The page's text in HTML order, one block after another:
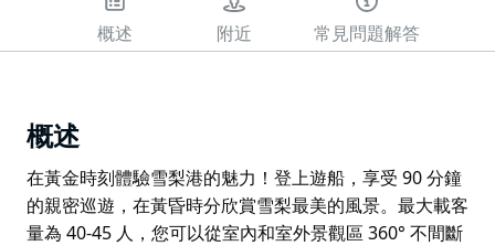
概述 附近 常見問題解答
概述
在黃金時刻體驗雪梨港的魅力！登上遊船，享受 90 分鐘
的親密巡遊，在黃昏時分欣賞雪梨最美的風景。最大載客
量為 40-45 人，您可以從室內和室外景觀區 360° 不間斷